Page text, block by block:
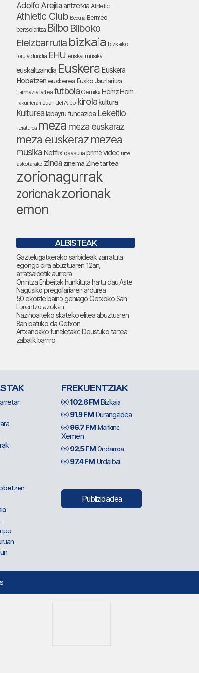
Adolfo Arejitaantzerkia Athletic
Athletic Club Begoña Bermeo
bertsolaritza Bilbo Bilboko
Eleizbarrutia bizkaia bizkaiko
foru aldundia EHU euskal musika
euskaltzaindia Euskera Euskera
Hobetzeneuskerea Eusko Jaurlaritza
Farmazia tartea futbola Gernika Herriz Herri
Irakurrieran Juan del Arco kirola kultura
Kulturealabayru fundazioa Lekeitio
literaturea meza meza euskaraz
meza euskerazmezea
musika Netflix osasuna prime video urte
askotarako zinea zinema Zine tartea
zorionagurrak
zorionakzorionak
emon
ALBISTEAK
Gaztelugatxerako sarbideak zarratuta
egongo dira abuztuaren 12an,
arratsaldetik aurrera
Onintza Enbeitak hunkituta hartu dau Aste
Nagusiko pregoilariaren ardurea
50 ekoizle baino gehiago Getxoko San
Lorentzo azokan
Nazinoarteko skateko elitea abuztuaren
8an batuko da Getxon
Artxandako tuneletako Deustuko tartea
zabalik barriro
FREKUENTZIAK
102.6 FM Bizkaia
91.9 FM Durangaldea
96.7 FM Markina
Xemein
92.5 FMOndarroa
97.4 FM Urdaibai
Publizidadea